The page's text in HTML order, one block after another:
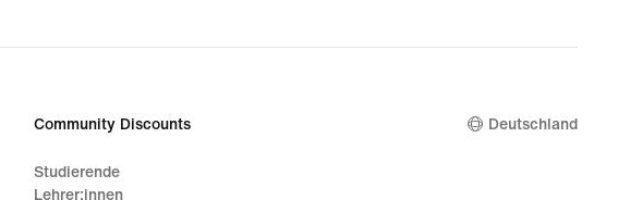
119,99 €
Community Discounts
Studierende
Lehrer:innen
Deutschland